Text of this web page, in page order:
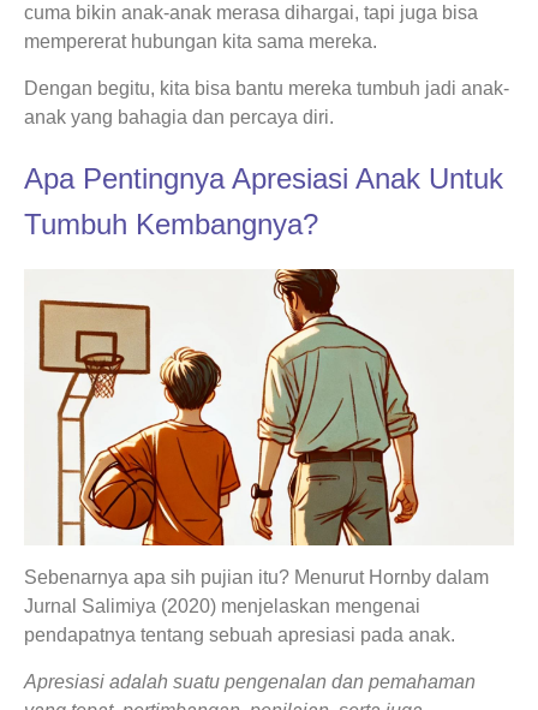
cuma bikin anak-anak merasa dihargai, tapi juga bisa
mempererat hubungan kita sama mereka.
Dengan begitu, kita bisa bantu mereka tumbuh jadi anak-
anak yang bahagia dan percaya diri.
Apa Pentingnya Apresiasi Anak Untuk
Tumbuh Kembangnya?
Sebenarnya apa sih pujian itu? Menurut Hornby dalam
Jurnal Salimiya (2020) menjelaskan mengenai
pendapatnya tentang sebuah apresiasi pada anak.
Apresiasi adalah suatu pengenalan dan pemahaman